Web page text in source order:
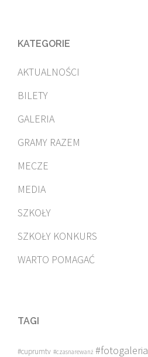
KATEGORIE
AKTUALNOŚCI
BILETY
GALERIA
GRAMY RAZEM
MECZE
MEDIA
SZKOŁY
SZKOŁY KONKURS
WARTO POMAGAĆ
TAGI
#cuprumtv #czasnarewanż #fotogaleria